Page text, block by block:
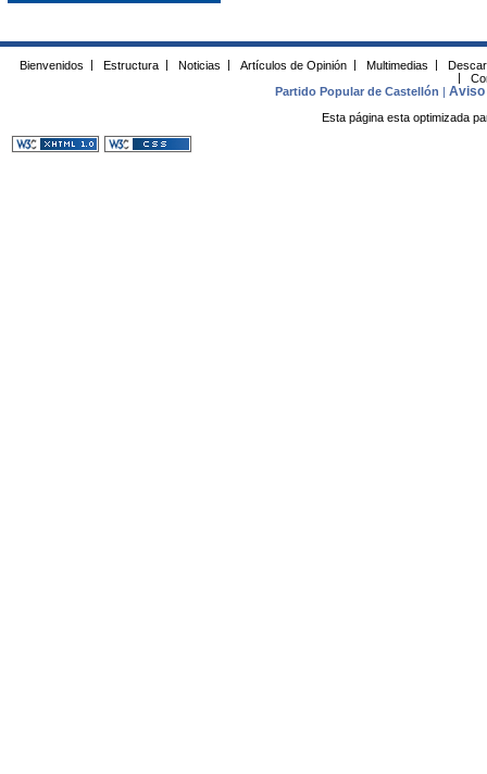
Bienvenidos | Estructura | Noticias | Artículos de Opinión | Multimedias |
|
Partido Popular de Castellón |Aviso
Esta página esta optimizada